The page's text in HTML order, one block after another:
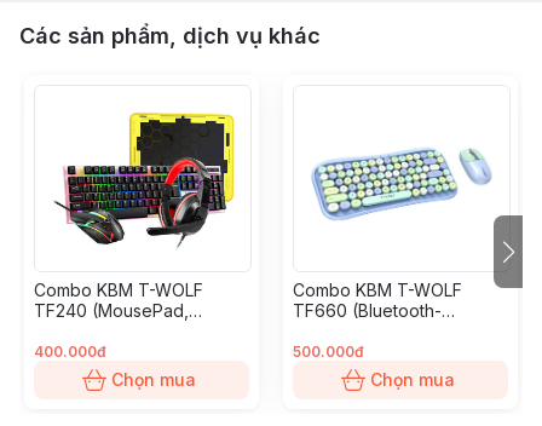
Các sản phẩm, dịch vụ khác
Combo KBM T-WOLF
TF240 (MousePad,
Keyboard/104 Slim,
Mouse) BH 12T
400.000đ
Chọn mua
Combo KBM T-WOLF
TF660 (Bluetooth-
key/1600dpi/4key) BH 12T
500.000đ
Chọn mua